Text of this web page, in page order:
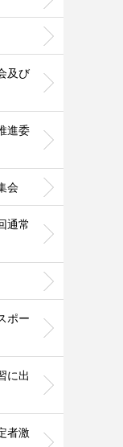
及び
進委
会
通常
ポー
に出
者激